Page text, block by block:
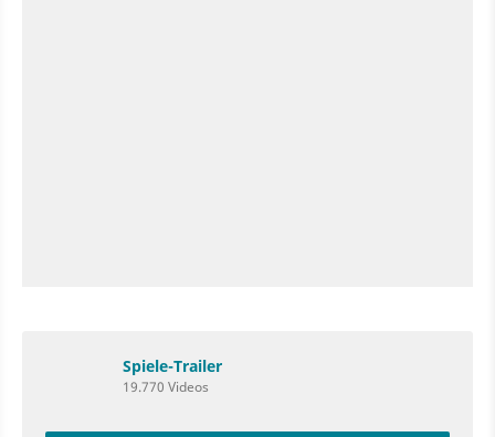
Spiele-Trailer
19.770 Videos